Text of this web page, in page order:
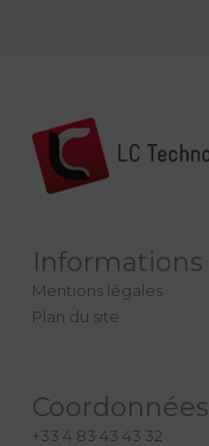
Informations
Mentions légales
Plan du site
Coordonnées
+33 4 83 43 43 32